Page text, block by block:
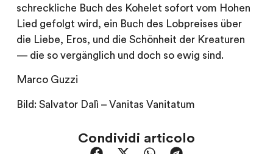
schreckliche Buch des Kohelet sofort vom Hohen
Lied gefolgt wird, ein Buch des Lobpreises über
die Liebe, Eros, und die Schönheit der Kreaturen
— die so vergänglich und doch so ewig sind.
Marco Guzzi
Bild: Salvator Dalì – Vanitas Vanitatum
Condividi articolo